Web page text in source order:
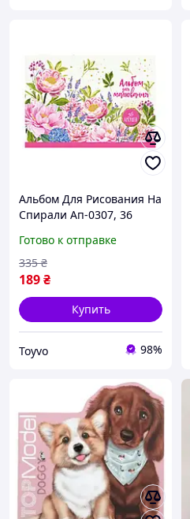
Альбом Для Рисования На
Спирали Ап-0307, 36
Альбом Для Малювання
На Спіралі Ап-0307, 36
Аркушів (вид 2)
Готово к отправке
189₴
335 ₴
Купить
Toyvo 98%